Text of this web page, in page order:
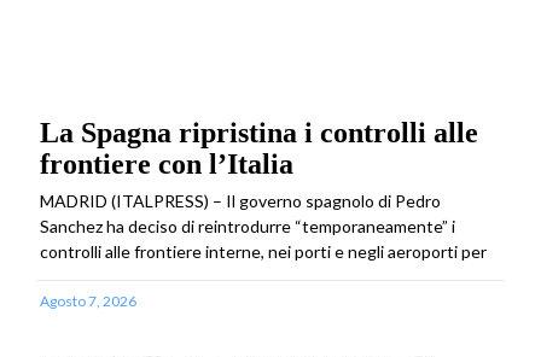
La Spagna ripristina i controlli alle
frontiere con l’Italia
MADRID (ITALPRESS) – Il governo spagnolo di Pedro
Sanchez ha deciso di reintrodurre “temporaneamente” i
controlli alle frontiere interne, nei porti e negli aeroporti per
Agosto 7, 2026